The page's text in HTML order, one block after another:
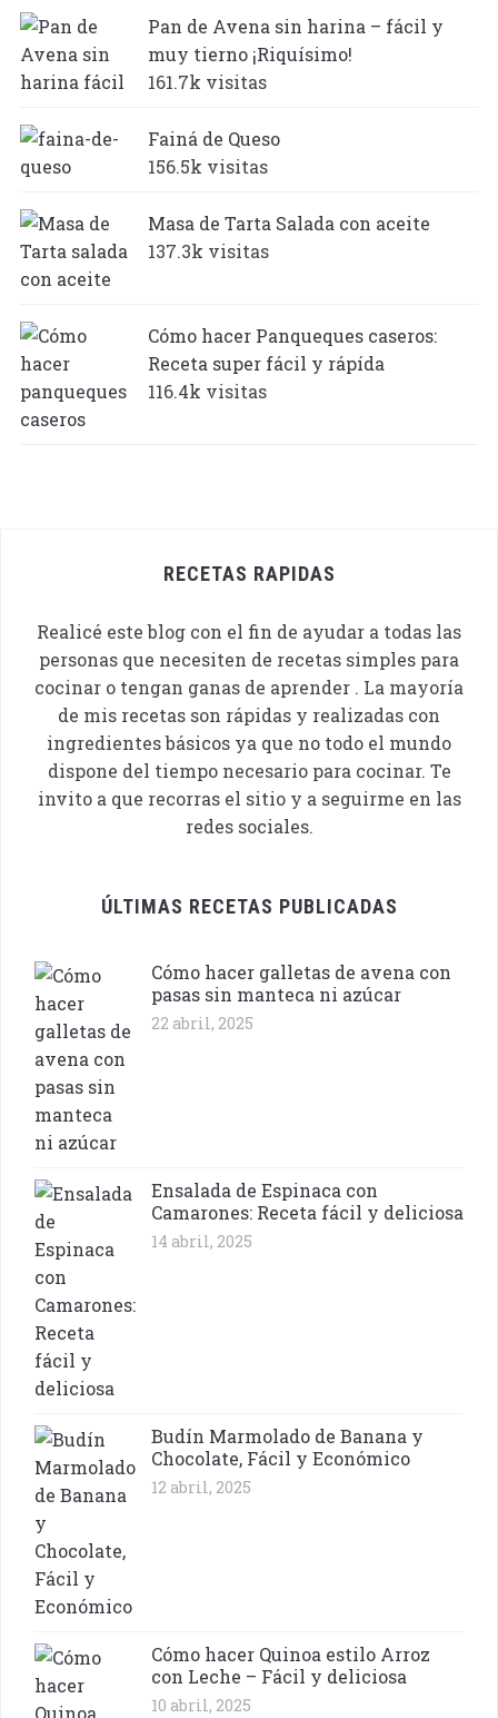
Pan de Avena sin harina – fácil y
muy tierno ¡Riquísimo!
161.7k visitas
Fainá de Queso
156.5k visitas
Masa de Tarta Salada con aceite
137.3k visitas
Cómo hacer Panqueques caseros:
Receta super fácil y rápída
116.4k visitas
RECETAS RAPIDAS
Realicé este blog con el fin de ayudar a todas las
personas que necesiten de recetas simples para
cocinar o tengan ganas de aprender . La mayoría
de mis recetas son rápidas y realizadas con
ingredientes básicos ya que no todo el mundo
dispone del tiempo necesario para cocinar. Te
invito a que recorras el sitio y a seguirme en las
redes sociales.
ÚLTIMAS RECETAS PUBLICADAS
Cómo hacer galletas de avena con
pasas sin manteca ni azúcar
22 abril, 2025
Ensalada de Espinaca con
Camarones: Receta fácil y deliciosa
14 abril, 2025
Budín Marmolado de Banana y
Chocolate, Fácil y Económico
12 abril, 2025
Cómo hacer Quinoa estilo Arroz
con Leche – Fácil y deliciosa
10 abril, 2025